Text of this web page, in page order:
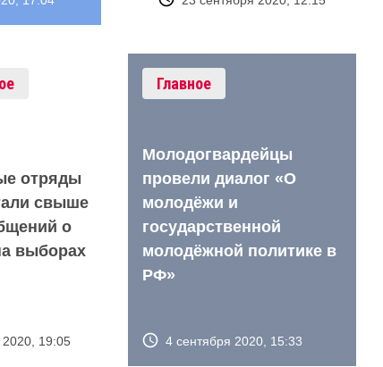
отряды
свыше
о
выборах
2020, 19:05
Главное
Молодогвардейцы
провели диалог «О
молодёжи и
государственной
молодёжной политике в
РФ»
4 сентября 2020, 15:33